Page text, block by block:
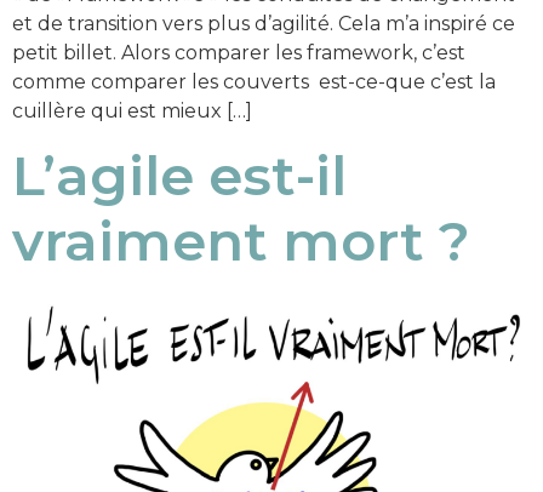
et de transition vers plus d’agilité. Cela m’a inspiré ce
petit billet. Alors comparer les framework, c’est
comme comparer les couverts est-ce-que c’est la
cuillère qui est mieux […]
L’agile est-il
vraiment mort ?